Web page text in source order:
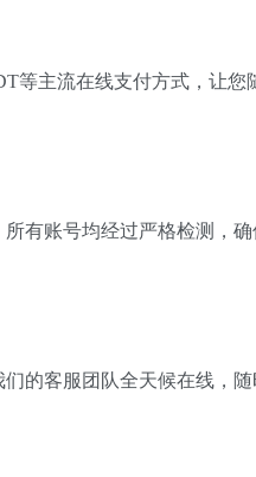
等主流在线支付方式，让您
有账号均经过严格检测，
的客服团队全天候在线，